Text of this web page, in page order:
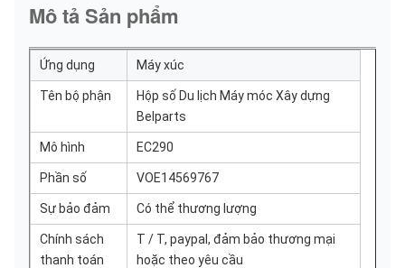
Mô tả Sản phẩm
Ứng dụng Máy xúc
Tên bộ phận
Hộp số Du lịch Máy móc Xây dựng
Belparts
Mô hình EC290
Phần số VOE14569767
Sự bảo đảm Có thể thương lượng
Chính sách
thanh toán
T / T, paypal, đảm bảo thương mại
hoặc theo yêu cầu